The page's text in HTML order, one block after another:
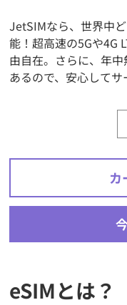
JetSIMなら、世界中
能！超高速の5Gや4G
由自在。さらに、年
あるので、安心してサ
カ
eSIMとは？